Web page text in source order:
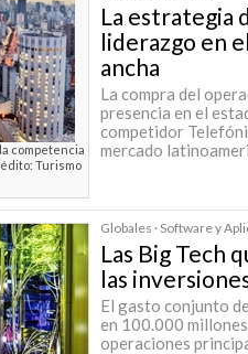
competencia
Turismo
La estrategia
liderazgo en
ancha
La compra del
presencia en el
competidor
mercado
Globales · Software y
Las Big Tech
las
El gasto conjunto
en 100.000
operaciones